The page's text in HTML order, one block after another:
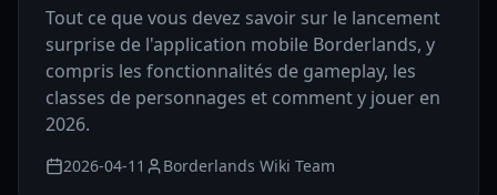
Tout ce que vous devez savoir sur le lancement
surprise de l'application mobile Borderlands, y
compris les fonctionnalités de gameplay, les
classes de personnages et comment y jouer en
2026.
2026-04-11 Borderlands Wiki Team